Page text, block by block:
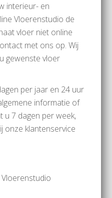
interieur- en
Vloerenstudio de
vloer niet online
met ons op. Wij
gewenste vloer
per jaar en 24 uur
informatie of
u 7 dagen per week,
onze klantenservice